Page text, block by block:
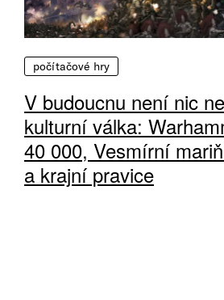
počítačové hry
V budoucnu není nic
kulturní válka:
40 000, Vesmírní
a krajní pravice